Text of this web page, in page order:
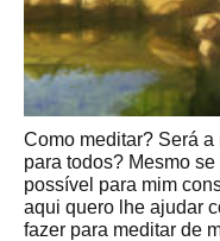
Como meditar? Será
para todos? Mesmo
possível para mim
aqui quero lhe ajudar
fazer para meditar de